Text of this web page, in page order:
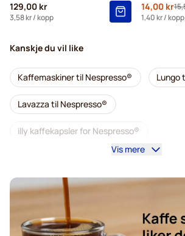
129,00 kr
3,58 kr/ kopp
14,00 kr
1,40 kr/ kopp
Kanskje du vil like
Kaffemaskiner til Nespresso® Lungo
Lavazza til Nespresso®
illy kaffekapsler for Nespresso®
Tilbehør til Nespresso® Alt til kaffen
Avkalking og rengjøring til Nespresso®
Vis mere